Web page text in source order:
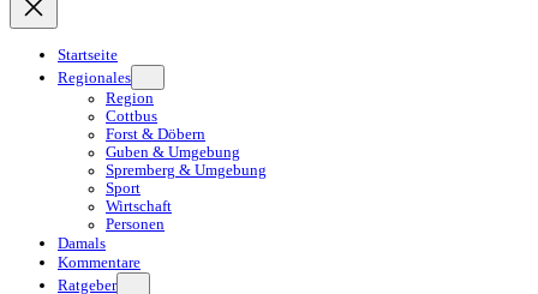
Startseite
Regionales
Region
Cottbus
Forst & Döbern
Guben & Umgebung
Spremberg & Umgebung
Sport
Wirtschaft
Personen
Damals
Kommentare
Ratgeber